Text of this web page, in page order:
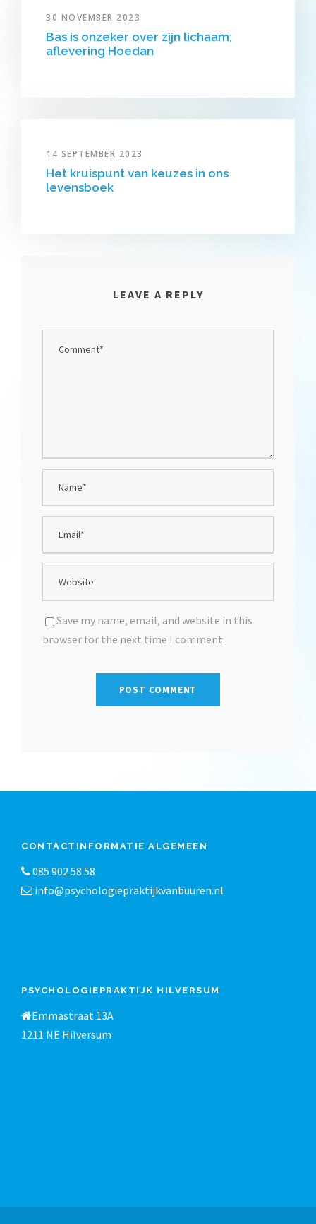
30 NOVEMBER 2023
Bas is onzeker over zijn lichaam;
aflevering Hoedan
14 SEPTEMBER 2023
Het kruispunt van keuzes in ons
levensboek
LEAVE A REPLY
Save my name, email, and website in this
browser for the next time I comment.
CONTACTINFORMATIE ALGEMEEN
085 902 58 58
info@psychologiepraktijkvanbuuren.nl
PSYCHOLOGIEPRAKTIJK HILVERSUM
Emmastraat 13A
1211 NE Hilversum